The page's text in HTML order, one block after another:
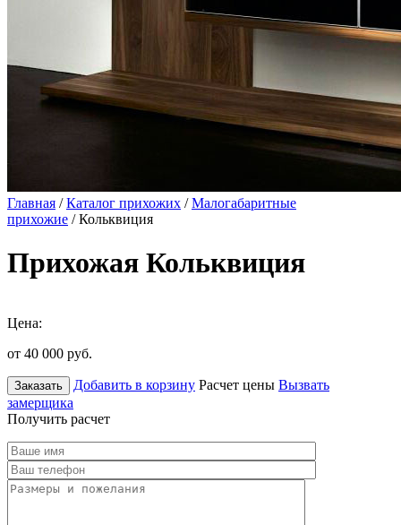
Главная /Каталог прихожих /Малогабаритные
прихожие / Кольквиция
Прихожая Кольквиция
Цена:
от 40 000 руб.
Заказать Добавить в корзину Расчет цены Вызвать
замерщика
Получить расчет